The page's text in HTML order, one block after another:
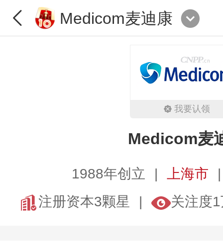
Medicom麦迪康
我要认领
Medicom麦
1988年创立
上海市
注册资本3颗星
关注度